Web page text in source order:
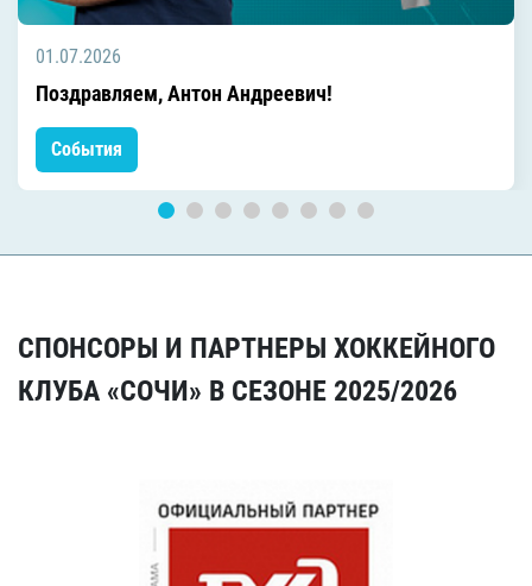
01.07.2026
Поздравляем, Антон Андреевич!
События
СПОНСОРЫ И ПАРТНЕРЫ ХОККЕЙНОГО
КЛУБА «СОЧИ» В СЕЗОНЕ 2025/2026